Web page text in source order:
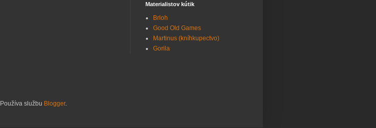
Materialistov kútik
Brloh
Good Old Games
Martinus (kníhkupectvo)
Gorila
Používa službu Blogger.